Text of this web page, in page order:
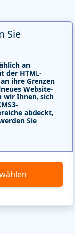
Sie
an
der HTML-
ihre Grenzen
Website-
wir Ihnen, sich
abdeckt,
Sie